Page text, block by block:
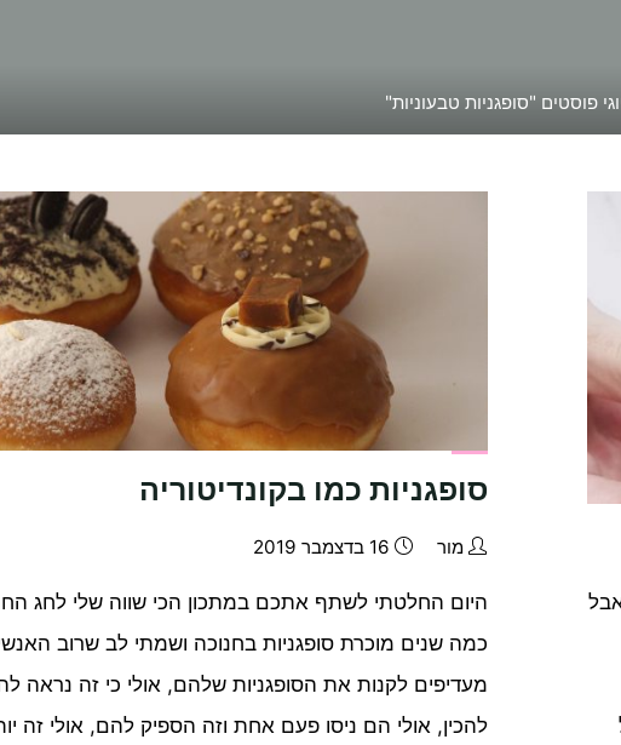
פוסטים "סופגניות טבעוניות"
סופגניות כמו בקונדיטוריה
מור 16 בדצמבר 2019
היום החלטתי לשתף אתכם במתכון הכי שווה שלי לחג
כמה שנים מוכרת סופגניות בחנוכה ושמתי לב שרוב
מעדיפים לקנות את הסופגניות שלהם, אולי כי זה נראה
להכין, אולי הם ניסו פעם אחת וזה הספיק להם, אולי זה